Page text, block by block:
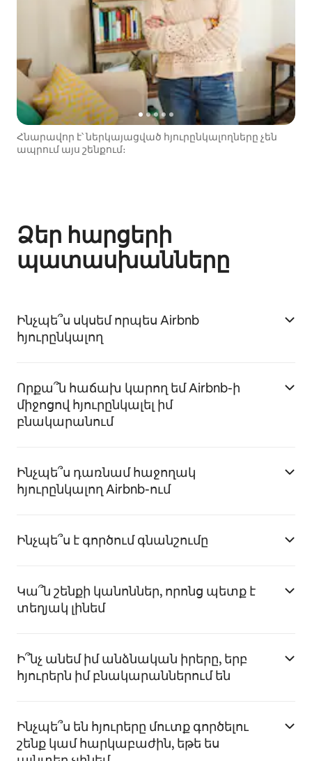
Հնարավոր է՝ ներկայացված հյուրընկալողները չեն
ապրում այս շենքում։
Ձեր հարցերի
պատասխանները
Ինչպե՞ս սկսեմ որպես Airbnb
հյուրընկալող
Որքա՞ն հաճախ կարող եմ Airbnb-ի
միջոցով հյուրընկալել իմ
բնակարանում
Ինչպե՞ս դառնամ հաջողակ
հյուրընկալող Airbnb-ում
Ինչպե՞ս է գործում գնանշումը
Կա՞ն շենքի կանոններ, որոնց պետք է
տեղյակ լինեմ
Ի՞նչ անեմ իմ անձնական իրերը, երբ
հյուրերն իմ բնակարաններում են
Ինչպե՞ս են հյուրերը մուտք գործելու
շենք կամ հարկաբաժին, եթե ես